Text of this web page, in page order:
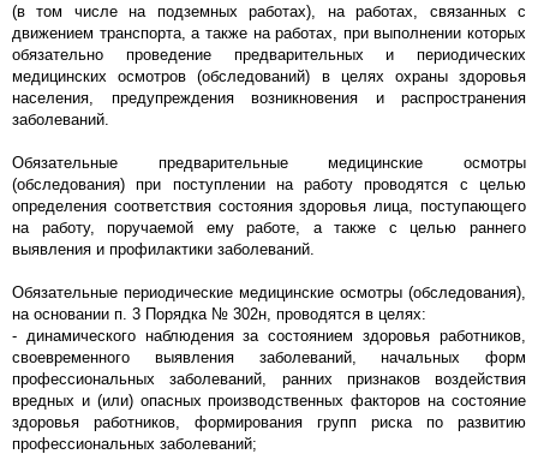
(в том числе на подземных работах), на работах, связанных с
движением транспорта, а также на работах, при выполнении которых
обязательно проведение предварительных и периодических
медицинских осмотров (обследований) в целях охраны здоровья
населения, предупреждения возникновения и распространения
заболеваний.
Обязательные предварительные медицинские осмотры
(обследования) при поступлении на работу проводятся с целью
определения соответствия состояния здоровья лица, поступающего
на работу, поручаемой ему работе, а также с целью раннего
выявления и профилактики заболеваний.
Обязательные периодические медицинские осмотры (обследования),
на основании п. 3 Порядка № 302н, проводятся в целях:
- динамического наблюдения за состоянием здоровья работников,
своевременного выявления заболеваний, начальных форм
профессиональных заболеваний, ранних признаков воздействия
вредных и (или) опасных производственных факторов на состояние
здоровья работников, формирования групп риска по развитию
профессиональных заболеваний;